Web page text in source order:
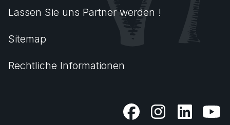
Lassen Sie uns Partner werden !
Sitemap
Rechtliche Informationen